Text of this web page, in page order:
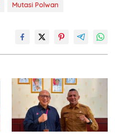
Mutasi Polwan